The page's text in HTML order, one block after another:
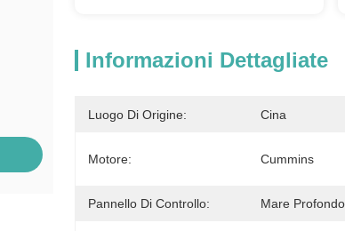
Informazioni Dettagliate
Luogo Di Origine: Cina
Motore: Cummins
Pannello Di Controllo: Mare